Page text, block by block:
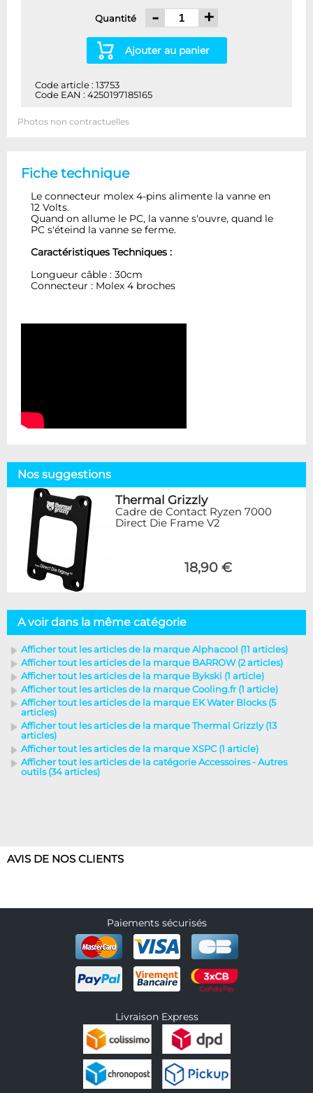
Quantité - +
Ajouter au panier
Code article : 13753
Code EAN : 4250197185165
Photos non contractuelles
Fiche technique
Le connecteur molex 4-pins alimente la vanne en
12 Volts.
Quand on allume le PC, la vanne s'ouvre, quand le
PC s'éteind la vanne se ferme.
Caractéristiques Techniques :
Longueur câble : 30cm
Connecteur : Molex 4 broches
Nos suggestions
Thermal Grizzly
Cadre de Contact Ryzen 7000
Direct Die Frame V2
18,90 €
A voir dans la même catégorie
Afficher tout les articles de la marque Alphacool (11 articles)
Afficher tout les articles de la marque BARROW (2 articles)
Afficher tout les articles de la marque Bykski (1 article)
Afficher tout les articles de la marque Cooling.fr (1 article)
Afficher tout les articles de la marque EK Water Blocks (5
articles)
Afficher tout les articles de la marque Thermal Grizzly (13
articles)
Afficher tout les articles de la marque XSPC (1 article)
Afficher tout les articles de la catégorie Accessoires - Autres
outils (34 articles)
AVIS DE NOS CLIENTS
Paiements sécurisés
Livraison Express